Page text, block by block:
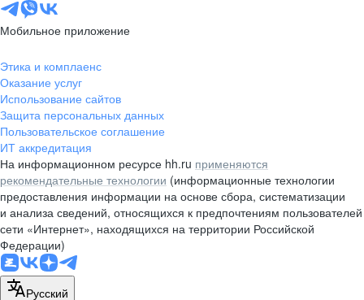
Мобильное приложение
Этика и комплаенс
Оказание услуг
Использование сайтов
Защита персональных данных
Пользовательское соглашение
ИТ аккредитация
На информационном ресурсе hh.ru применяются
рекомендательные технологии (информационные технологии
предоставления информации на основе сбора, систематизации
и анализа сведений, относящихся к предпочтениям пользователей
сети «Интернет», находящихся на территории Российской
Федерации)
Русский